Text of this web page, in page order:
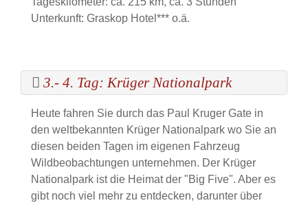
Unterkunft: Graskop Hotel*** o.ä.
3.- 4. Tag: Krüger Nationalpark
Heute fahren Sie durch das Paul Kruger Gate in
den weltbekannten Krüger Nationalpark wo Sie an
diesen beiden Tagen im eigenen Fahrzeug
Wildbeobachtungen unternehmen. Der Krüger
Nationalpark ist die Heimat der "Big Five". Aber es
gibt noch viel mehr zu entdecken, darunter über